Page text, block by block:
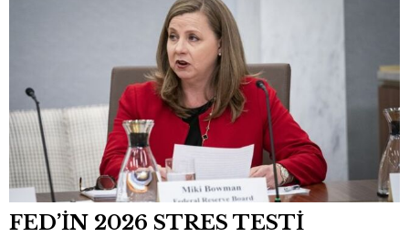
FED’İN 2026 STRES TESTİ